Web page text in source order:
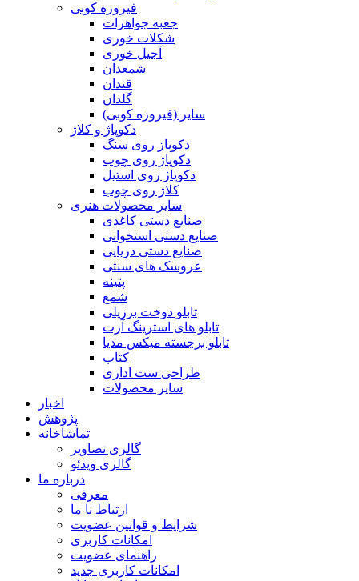
فیروزه کوبی
جعبه جواهرات
شکلات خوری
آجیل خوری
شمعدان
قندان
گلدان
سایر (فیروزه کوبی)
دکوپاژ و کلاژ
دکوپاژ روی سنگ
دکوپاژ روی چوب
دکوپاژ روی استیل
کلاژ روی چوب
سایر محصولات هنری
صنایع دستی کاغذی
صنایع دستی استخوانی
صنایع دستی دریایی
عروسک های سنتی
پتینه
شمع
تابلو دوخت برزیلی
تابلو های استرینگ آرت
تابلو برجسته میکس مدیا
کتاب
طراحی ست اداری
سایر محصولات
اخبار
پژوهش
تماشاخانه
گالری تصاویر
گالری ویدئو
درباره ما
معرفی
ارتباط با ما
شرایط و قوانین عضویت
امکانات کاربری
راهنمای عضویت
امکانات کاربری جدید